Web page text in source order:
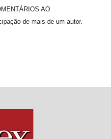
AO
de mais de um autor.